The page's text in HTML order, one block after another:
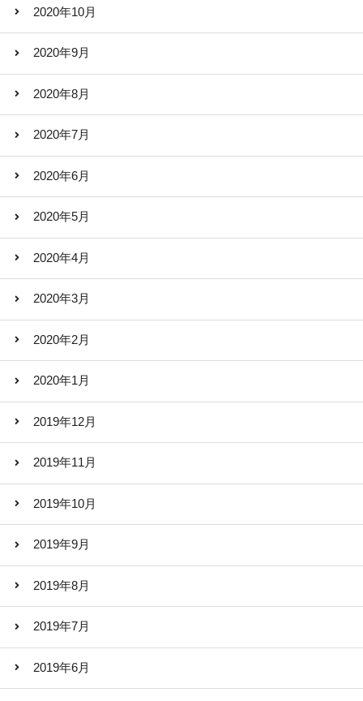
2020年10月
2020年9月
2020年8月
2020年7月
2020年6月
2020年5月
2020年4月
2020年3月
2020年2月
2020年1月
2019年12月
2019年11月
2019年10月
2019年9月
2019年8月
2019年7月
2019年6月